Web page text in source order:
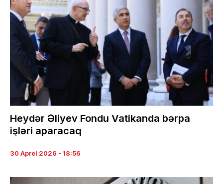
Heydər Əliyev Fondu Vatikanda bərpa
işləri aparacaq
30 Aprel 2026 - 18:56